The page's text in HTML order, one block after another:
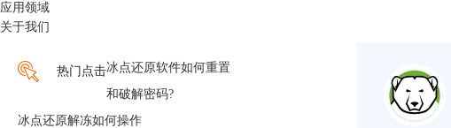
应用领域
关于我们
热门点击冰点还原软件如何重置
和破解密码?
冰点还原解冻如何操作